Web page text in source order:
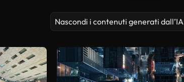
Nascondi i contenuti generati dall’IA